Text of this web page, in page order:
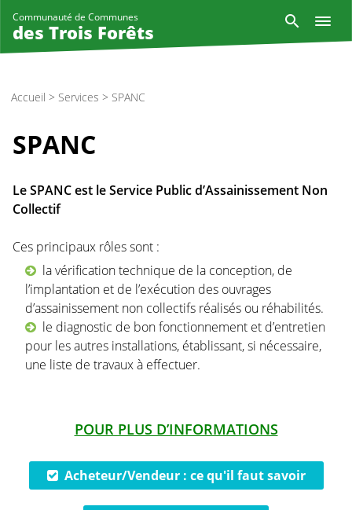
Communauté de Communes
des Trois Forêts
Accueil > Services > SPANC
SPANC
Le SPANC est le Service Public d’Assainissement Non
Collectif
Ces principaux rôles sont :
la vérification technique de la conception, de
l’implantation et de l’exécution des ouvrages
d’assainissement non collectifs réalisés ou réhabilités.
le diagnostic de bon fonctionnement et d’entretien
pour les autres installations, établissant, si nécessaire,
une liste de travaux à effectuer.
POUR PLUS D’INFORMATIONS
Acheteur/Vendeur : ce qu'il faut savoir